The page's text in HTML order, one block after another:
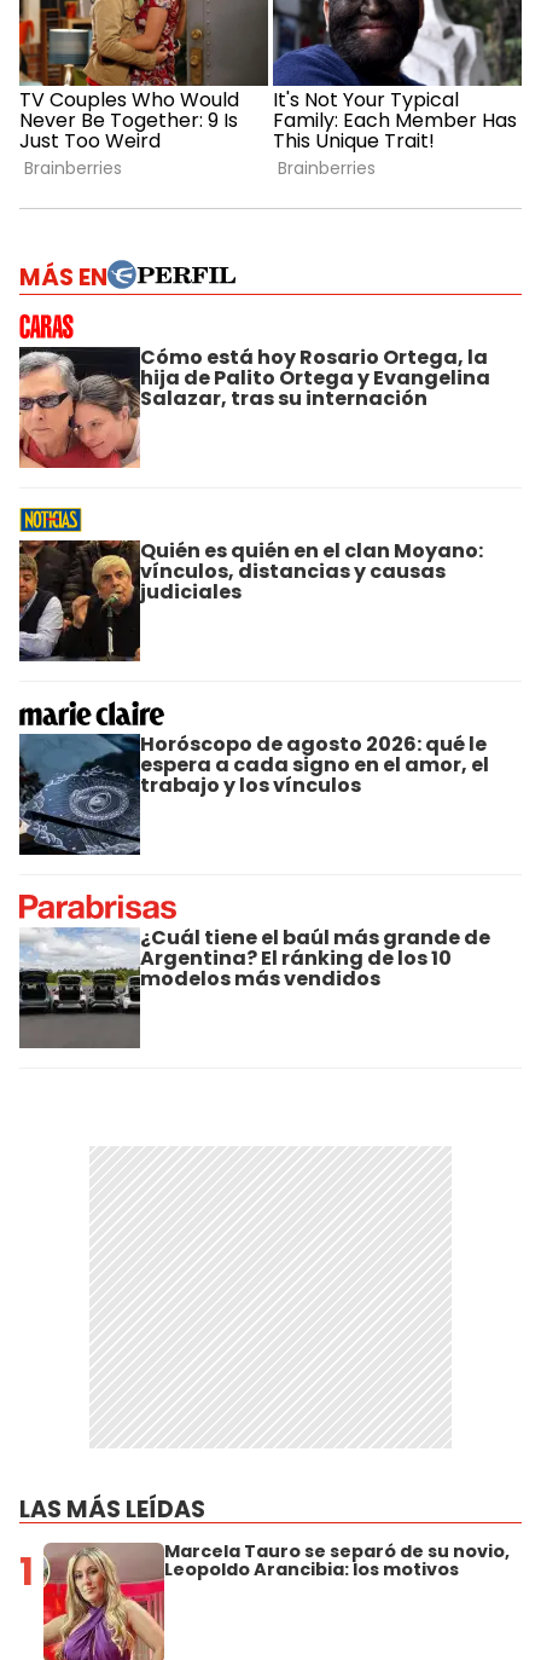
MÁS EN
Cómo está hoy Rosario Ortega, la
hija de Palito Ortega y Evangelina
Salazar, tras su internación
Quién es quién en el clan Moyano:
vínculos, distancias y causas
judiciales
Horóscopo de agosto 2026: qué le
espera a cada signo en el amor, el
trabajo y los vínculos
¿Cuál tiene el baúl más grande de
Argentina? El ránking de los 10
modelos más vendidos
LAS MÁS LEÍDAS
1 Marcela Tauro se separó de su novio,
Leopoldo Arancibia: los motivos